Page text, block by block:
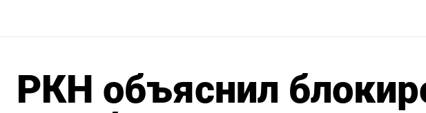
РКН объяснил